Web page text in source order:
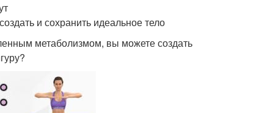
и сохранить идеальное тело
метаболизмом, вы можете создать